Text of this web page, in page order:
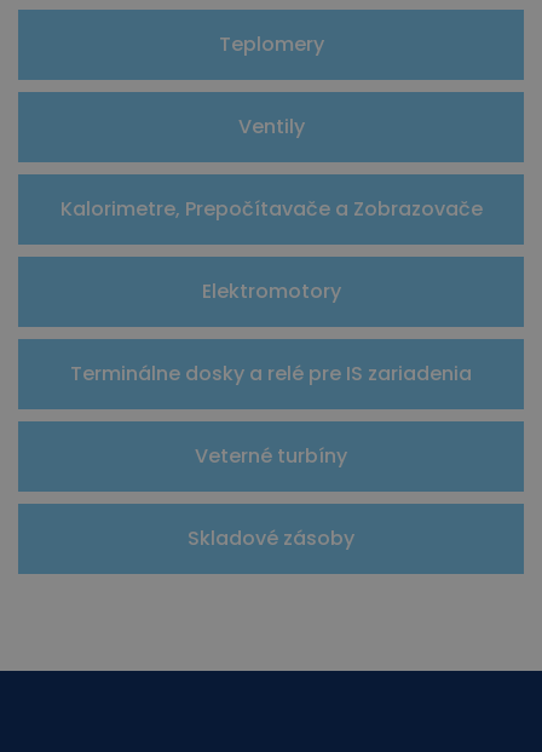
Teplomery
Ventily
Kalorimetre, Prepočítavače a Zobrazovače
Elektromotory
Terminálne dosky a relé pre IS zariadenia
Veterné turbíny
Skladové zásoby